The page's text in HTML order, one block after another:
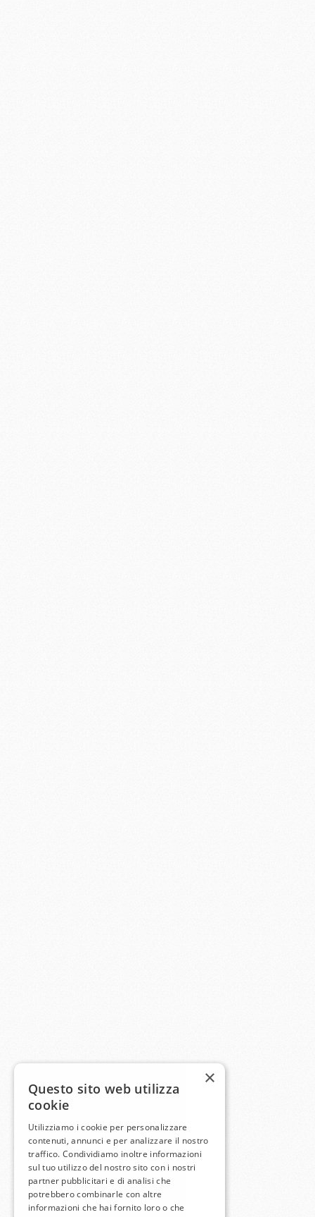
×
Questo sito web utilizza
cookie
Utilizziamo i cookie per personalizzare
contenuti, annunci e per analizzare il nostro
traffico. Condividiamo inoltre informazioni
sul tuo utilizzo del nostro sito con i nostri
partner pubblicitari e di analisi che
potrebbero combinarle con altre
informazioni che hai fornito loro o che